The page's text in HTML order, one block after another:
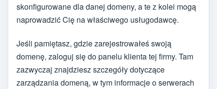
skonfigurowane dla danej domeny, a te z kolei mogą
naprowadzić Cię na właściwego usługodawcę.
Jeśli pamiętasz, gdzie zarejestrowałeś swoją
domenę, zaloguj się do panelu klienta tej firmy. Tam
zazwyczaj znajdziesz szczegóły dotyczące
zarządzania domeną, w tym informacje o serwerach